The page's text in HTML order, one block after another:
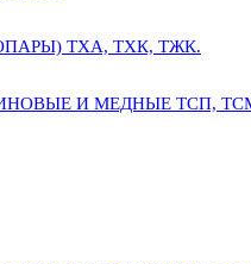
ТХА, ТХК, ТЖК.
И МЕДНЫЕ ТСП,